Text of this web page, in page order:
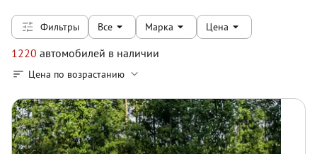
Фильтры Все Марка Цена
1220 автомобилей в наличии
Цена по возрастанию